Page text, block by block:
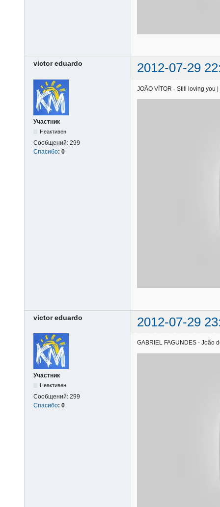
victor eduardo 2012-07-29
Участник
Неактивен
Сообщений: 299
Спасибо: 0
JOÃO VÍTOR - Still loving you
victor eduardo 2012-07-29
Участник
Неактивен
Сообщений: 299
Спасибо: 0
GABRIEL FAGUNDES - João